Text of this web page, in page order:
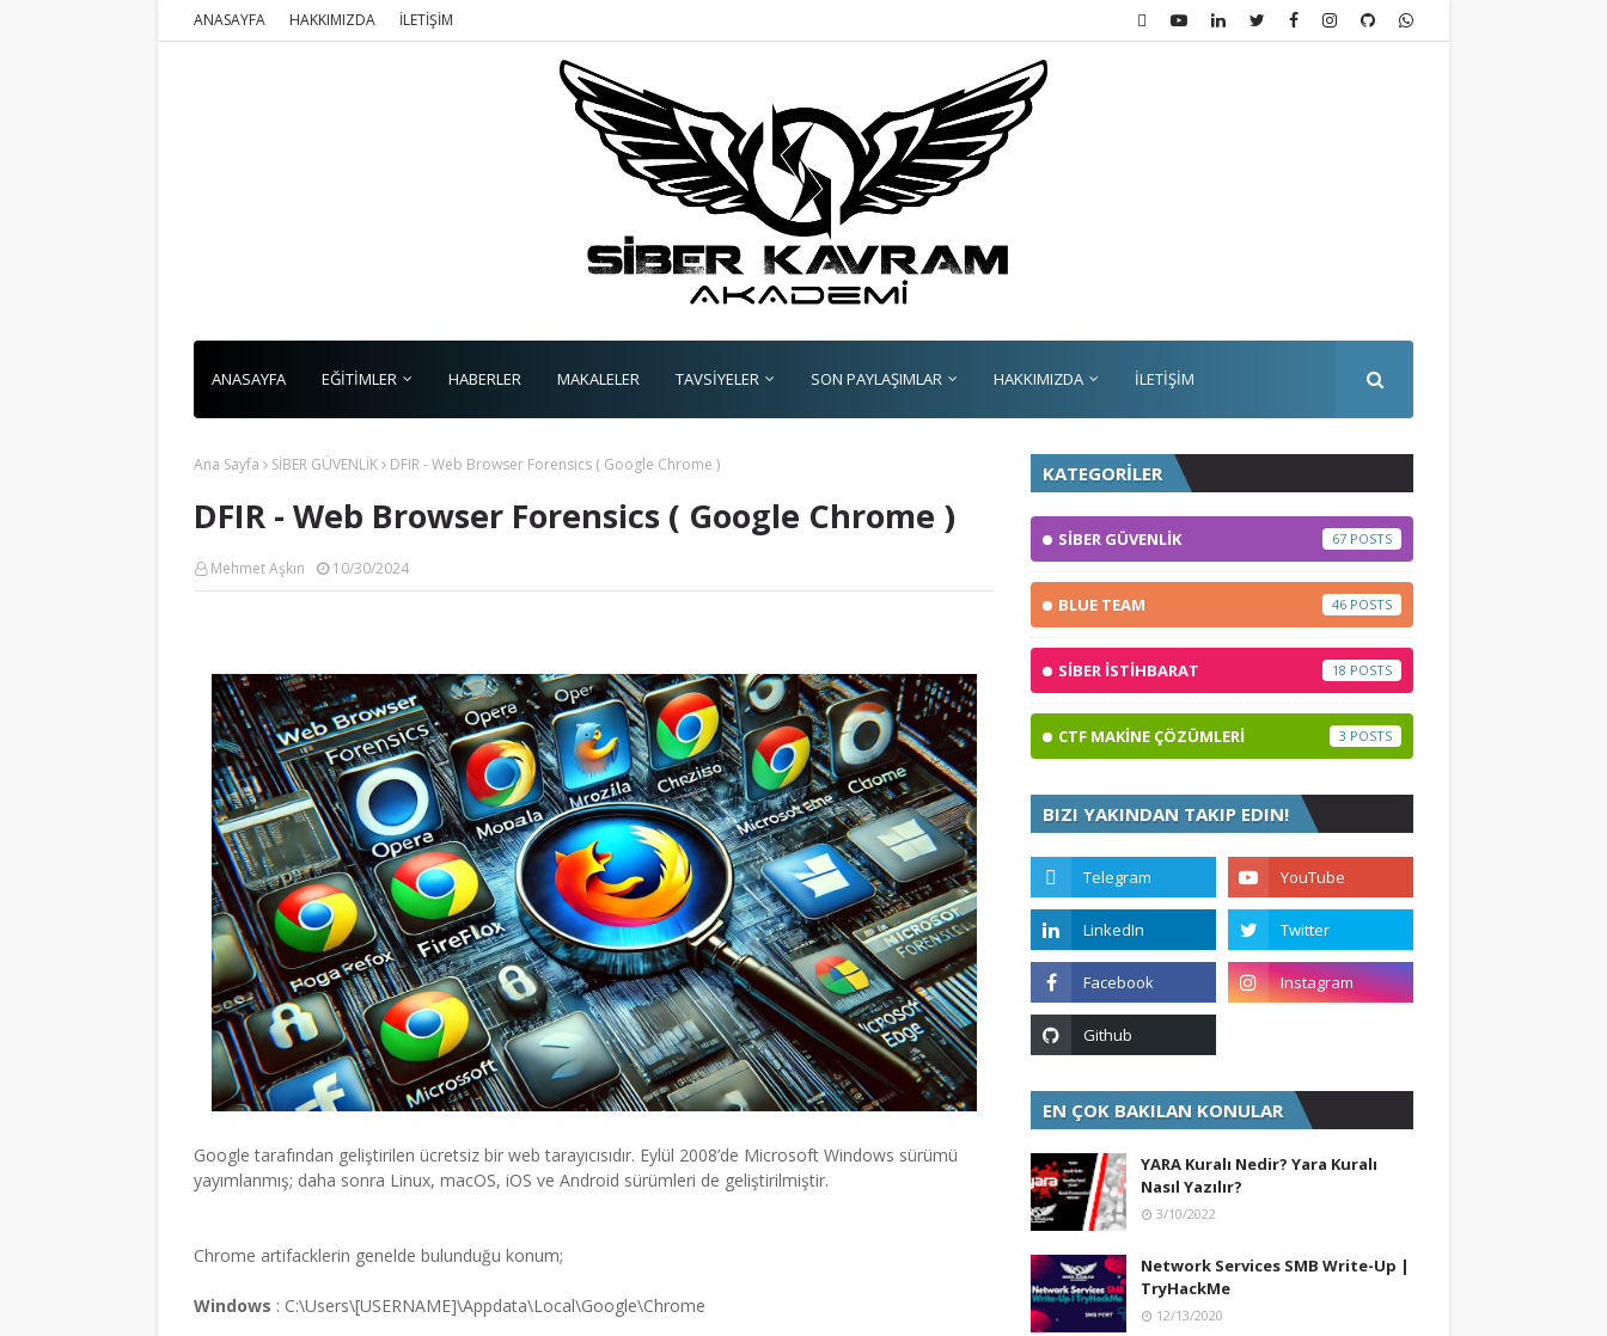
ANASAYFA HAKKIMIZDA İLETİŞİM
ANASAYFA EĞİTİMLER HABERLER MAKALELER TAVSİYELER SON PAYLAŞIMLAR HAKKIMIZDA İLETİŞİM
Ana Sayfa SİBER GÜVENLİK DFIR - Web Browser Forensics ( Google Chrome )
DFIR - Web Browser Forensics ( Google Chrome )
Mehmet Aşkın 10/30/2024
Google tarafından geliştirilen ücretsiz bir web tarayıcısıdır. Eylül 2008’de Microsoft Windows sürümü
yayımlanmış; daha sonra Linux, macOS, iOS ve Android sürümleri de geliştirilmiştir.
Chrome artifacklerin genelde bulunduğu konum;
Windows : C:\Users\[USERNAME]\Appdata\Local\Google\Chrome
KATEGORİLER
SİBER GÜVENLİK 67
BLUE TEAM 46
SİBER İSTİHBARAT 18
CTF MAKİNE ÇÖZÜMLERİ 3
BIZI YAKINDAN TAKIP EDIN!
EN ÇOK BAKILAN KONULAR
YARA Kuralı Nedir? Yara Kuralı
Nasıl Yazılır?
3/10/2022
Network Services SMB Write-Up |
TryHackMe
12/13/2020